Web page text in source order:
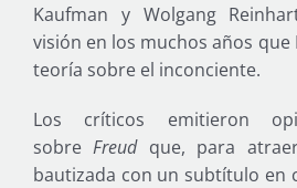
Kaufman y Wolgang
visión en los muchos años que
teoría sobre el inconciente.
Los críticos emitieron
sobreFreudque, para
bautizada con un subtítulo en